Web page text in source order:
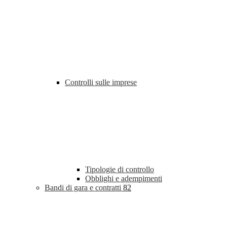
Controlli sulle imprese
Tipologie di controllo
Obblighi e adempimenti
Bandi di gara e contratti 82